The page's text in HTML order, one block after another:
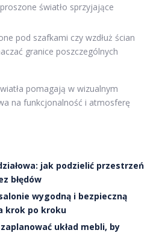
światło sprzyjające
pod szafkami czy wzdłuż ścian
granice poszczególnych
pomagają w wizualnym
na funkcjonalność i atmosferę
jak podzielić przestrzeń
błędów
wygodną i bezpieczną
krok po kroku
układ mebli, by